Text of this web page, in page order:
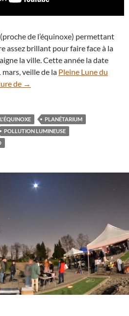
de l’équinoxe) permettant
assez brillant pour faire face à la
la ville. Cette année la date
veille de la Pleine Lune du
de En vidéo : la Nuit de
→
PLANÉTARIUM
POLLUTION LUMINEUSE